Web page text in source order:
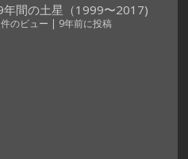
年間の土星（1999〜2017)
のビュー | 9年前に投稿